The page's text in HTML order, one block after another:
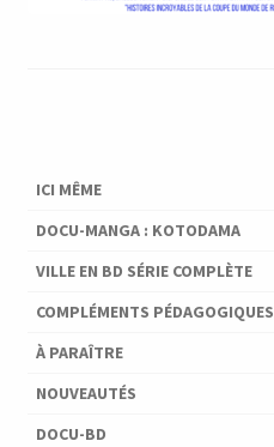
ICI MÊME
DOCU-MANGA : KOTODAMA
VILLE EN BD SÉRIE COMPLÈTE
COMPLÉMENTS PÉDAGOGIQUES
À PARAÎTRE
NOUVEAUTÉS
DOCU-BD